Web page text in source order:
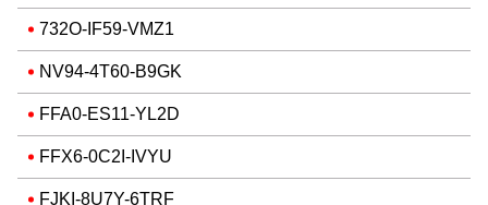
732O-IF59-VMZ1
NV94-4T60-B9GK
FFA0-ES11-YL2D
FFX6-0C2I-IVYU
FJKI-8U7Y-6TRF